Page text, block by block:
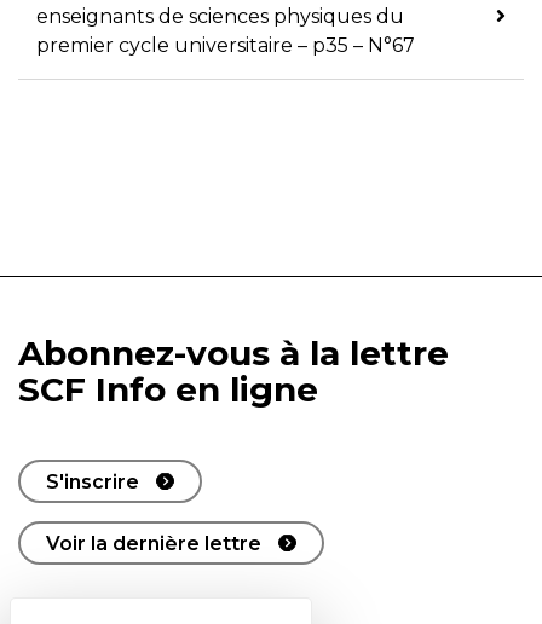
enseignants de sciences physiques du
premier cycle universitaire – p35 – N°67
Abonnez-vous à la lettre
SCF Info en ligne
S'inscrire
Voir la dernière lettre